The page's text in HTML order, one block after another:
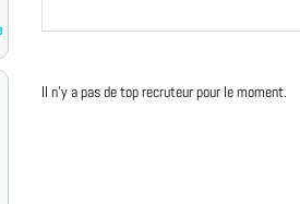
Il n'y a pas de top recruteur pour le moment.